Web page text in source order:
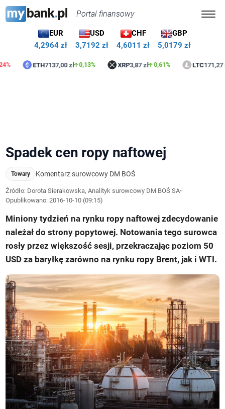
Portal finansowy
EUR
4,2964 zł
USD
3,7192 zł
CHF
4,6011 zł
GBP
5,0179 zł
ETH 7137,00 zł 0,13% XRP 3,87 zł 0,61% LTC 171,27 zł
Spadek cen ropy naftowej
Towary Komentarz surowcowy DM BOŚ
Źródło: Dorota Sierakowska, Analityk surowcowy DM BOŚ SA•
Opublikowano:2016-10-10 (09:15)
Miniony tydzień na rynku ropy naftowej zdecydowanie
należał do strony popytowej. Notowania tego surowca
rosły przez większość sesji, przekraczając poziom 50
USD za baryłkę zarówno na rynku ropy Brent, jak i WTI.